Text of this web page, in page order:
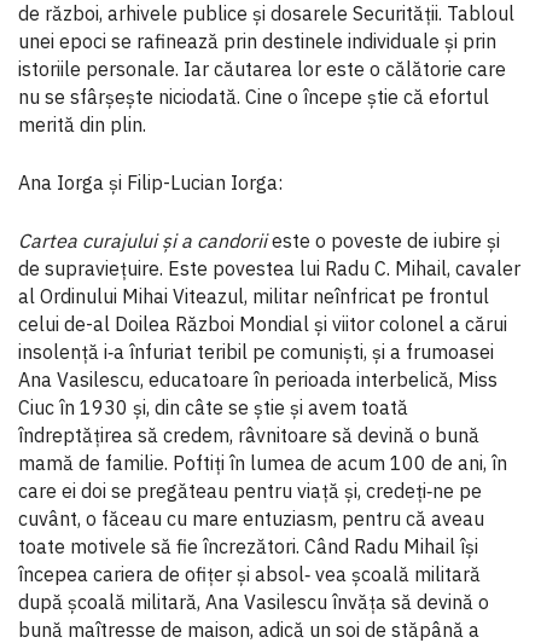
de război, arhivele publice și dosarele Securităţii. Tabloul
unei epoci se rafinează prin destinele individuale și prin
istoriile personale. Iar căutarea lor este o călătorie care
nu se sfârșește niciodată. Cine o începe știe că efortul
merită din plin.
Ana Iorga și Filip-Lucian Iorga:
Cartea curajului şi a candoriieste o poveste de iubire şi
de supravieţuire. Este povestea lui Radu C. Mihail, cavaler
al Ordinului Mihai Viteazul, militar neînfricat pe frontul
celui de-al Doilea Război Mondial și viitor colonel a cărui
insolenţă i‐a înfuriat teribil pe comuniști, și a frumoasei
Ana Vasilescu, educatoare în perioada interbelică, Miss
Ciuc în 1930 și, din câte se știe și avem toată
îndreptăţirea să credem, râvnitoare să devină o bună
mamă de familie. Poftiţi în lumea de acum 100 de ani, în
care ei doi se pregăteau pentru viaţă și, credeţi‐ne pe
cuvânt, o făceau cu mare entuziasm, pentru că aveau
toate motivele să fie încrezători. Când Radu Mihail își
începea cariera de ofiţer și absol‐ vea școală militară
după școală militară, Ana Vasilescu învăţa să devină o
bună maîtresse de maison, adică un soi de stăpână a